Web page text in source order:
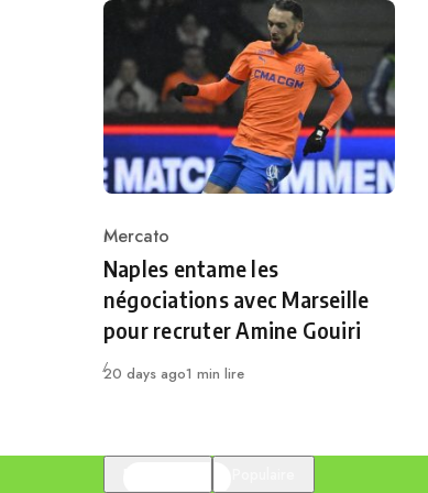
Category
Mercato
Naples entame les
négociations avec Marseille
pour recruter Amine Gouiri
Publié
20 days ago1 min lire